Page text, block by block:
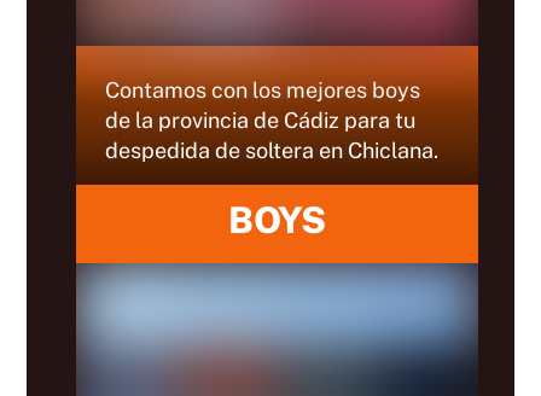
Contamos con los mejores boys
de la provincia de Cádiz para tu
despedida de soltera en Chiclana.
BOYS